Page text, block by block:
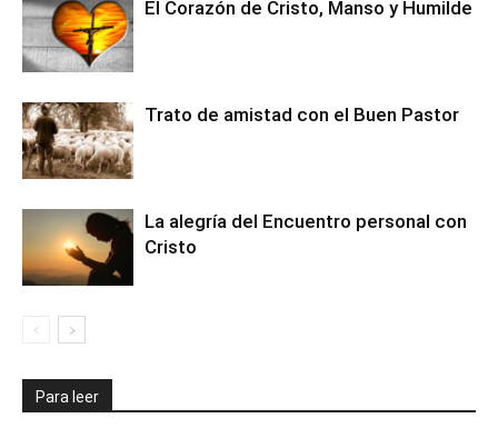
El Corazón de Cristo, Manso y Humilde
Trato de amistad con el Buen Pastor
La alegría del Encuentro personal con
Cristo
Para leer